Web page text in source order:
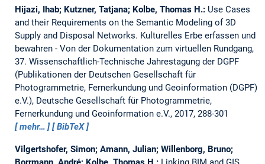
Hijazi, Ihab; Kutzner, Tatjana; Kolbe, Thomas H.: Use Cases
and their Requirements on the Semantic Modeling of 3D
Supply and Disposal Networks. Kulturelles Erbe erfassen und
bewahren - Von der Dokumentation zum virtuellen Rundgang,
37. Wissenschaftlich-Technische Jahrestagung der DGPF
(Publikationen der Deutschen Gesellschaft für
Photogrammetrie, Fernerkundung und Geoinformation (DGPF)
e.V.), Deutsche Gesellschaft für Photogrammetrie,
Fernerkundung und Geoinformation e.V., 2017, 288-301
mehr…
BibTeX
Vilgertshofer, Simon; Amann, Julian; Willenborg, Bruno;